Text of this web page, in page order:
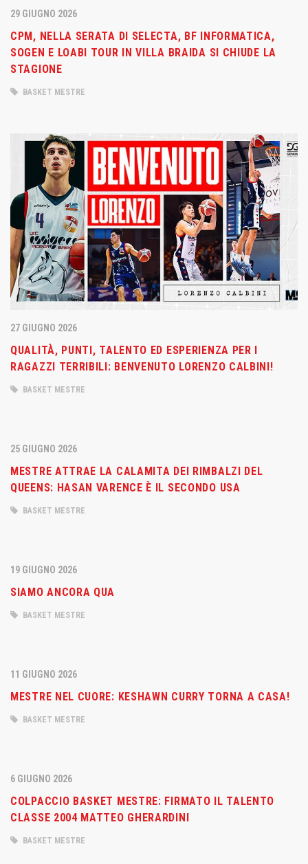
29 GIUGNO 2026
CPM, NELLA SERATA DI SELECTA, BF INFORMATICA,
SOGEN E LOABI TOUR IN VILLA BRAIDA SI CHIUDE LA
STAGIONE
BASKET MESTRE
27 GIUGNO 2026
QUALITÀ, PUNTI, TALENTO ED ESPERIENZA PER I
RAGAZZI TERRIBILI: BENVENUTO LORENZO CALBINI!
BASKET MESTRE
25 GIUGNO 2026
MESTRE ATTRAE LA CALAMITA DEI RIMBALZI DEL
QUEENS: HASAN VARENCE È IL SECONDO USA
BASKET MESTRE
19 GIUGNO 2026
SIAMO ANCORA QUA
BASKET MESTRE
11 GIUGNO 2026
MESTRE NEL CUORE: KESHAWN CURRY TORNA A CASA!
BASKET MESTRE
6 GIUGNO 2026
COLPACCIO BASKET MESTRE: FIRMATO IL TALENTO
CLASSE 2004 MATTEO GHERARDINI
BASKET MESTRE